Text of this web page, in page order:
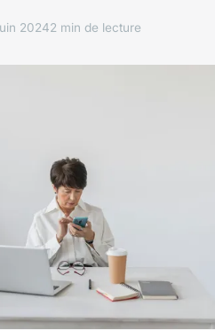
20242 min de lecture